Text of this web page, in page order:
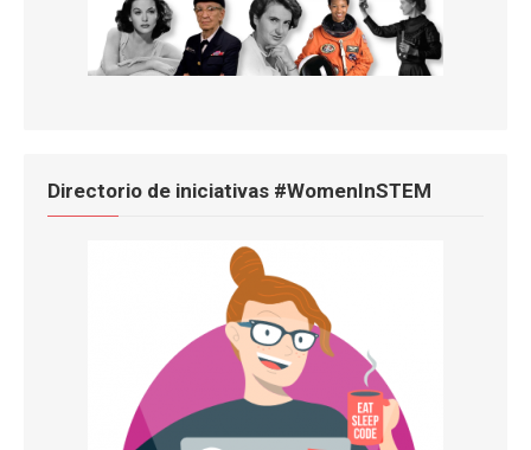
Directorio de iniciativas #WomenInSTEM